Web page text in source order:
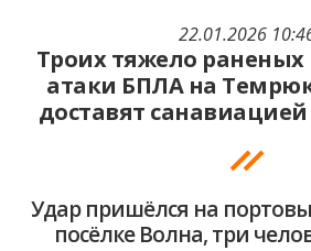
22.01.2026
Троих тяжело раненых
атаки БПЛА на
доставят
Удар пришёлся на
посёлке Волна, три